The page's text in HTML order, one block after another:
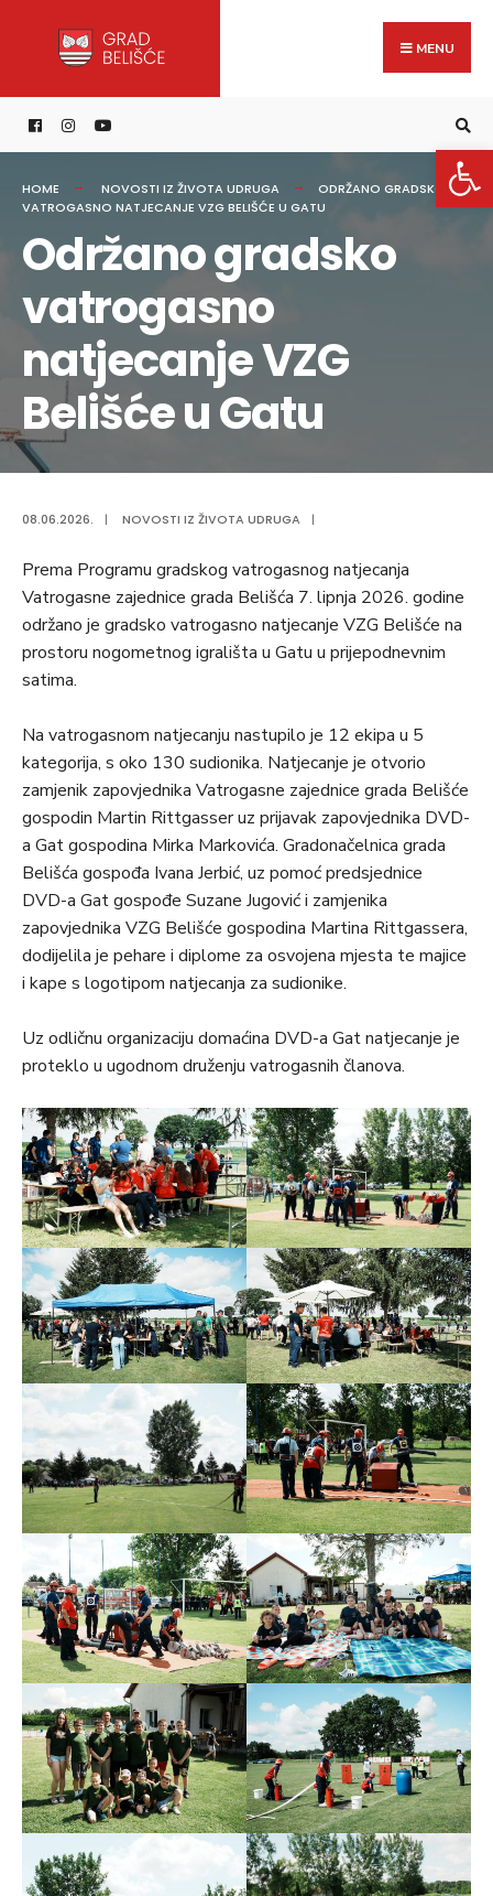
content
MENU
HOME NOVOSTI IZ ŽIVOTA UDRUGA
ODRŽANO GRADSKO
VATROGASNO NATJECANJE VZG BELIŠĆE U GATU
Održano gradsko
vatrogasno
natjecanje VZG
Belišće u Gatu
08.06.2026. | NOVOSTI IZ ŽIVOTA UDRUGA |
Prema Programu gradskog vatrogasnog natjecanja
Vatrogasne zajednice grada Belišća 7. lipnja 2026. godine
održano je gradsko vatrogasno natjecanje VZG Belišće na
prostoru nogometnog igrališta u Gatu u prijepodnevnim
satima.
Na vatrogasnom natjecanju nastupilo je 12 ekipa u 5
kategorija, s oko 130 sudionika. Natjecanje je otvorio
zamjenik zapovjednika Vatrogasne zajednice grada Belišće
gospodin Martin Rittgasser uz prijavak zapovjednika DVD-
a Gat gospodina Mirka Markovića. Gradonačelnica grada
Belišća gospođa Ivana Jerbić, uz pomoć predsjednice
DVD-a Gat gospođe Suzane Jugović i zamjenika
zapovjednika VZG Belišće gospodina Martina Rittgassera,
dodijelila je pehare i diplome za osvojena mjesta te majice
i kape s logotipom natjecanja za sudionike.
Uz odličnu organizaciju domaćina DVD-a Gat natjecanje je
proteklo u ugodnom druženju vatrogasnih članova.
for: